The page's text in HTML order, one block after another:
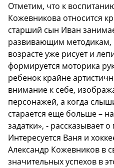
Отметим, что к
Кожевникова относится
старший сын Иван
развивающим
возрасте уже рисует и
формируется моторика
ребенок крайне
внимание к себе,
персонажей, а когда
старается еще больше –
задатки», - рассказывает
Интересуется Ваня и
Александр Кожевников в
значительных успехов в